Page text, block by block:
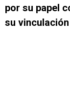
por su papel
su vinculación